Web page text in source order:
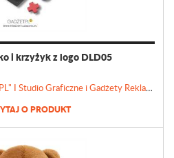
i krzyżyk z logo DLD05
Agencja Reklamowa "Gadżet PL" I Studio Graficzne i Gadżety Reklamowe
O PRODUKT